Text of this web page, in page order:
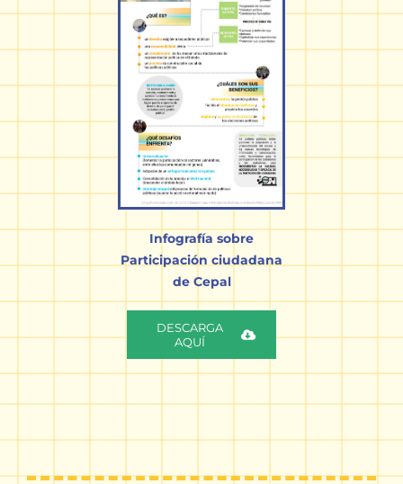
Infografía sobre
Participación ciudadana
de Cepal
DESCARGA
AQUÍ